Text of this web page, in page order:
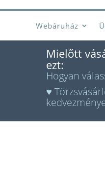
Webáruház
Mielőtt
ezt:
Hogyan
♥